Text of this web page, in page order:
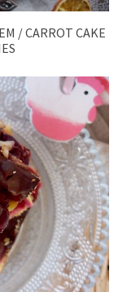
/ CARROT CAKE